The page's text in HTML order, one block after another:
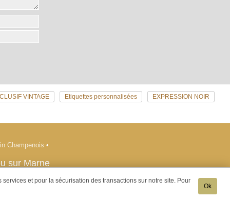
VINTAGE Etiquettes personnalisées EXPRESSION NOIR
Champenois •
sur Marne
Ok
et pour la sécurisation des transactions sur notre site. Pour